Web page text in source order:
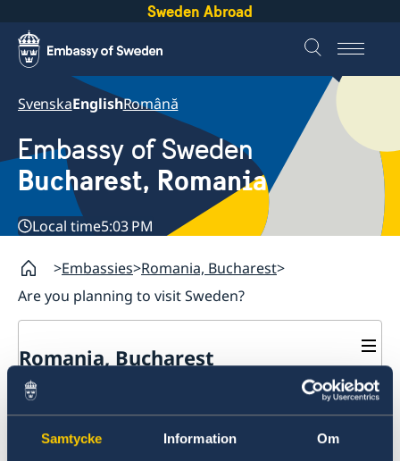
Samtycke Information Om
Sweden Abroad
SvenskaEnglishRomână
Embassy of Sweden
Bucharest, Romania
Local time5:03 PM
Embassies Romania, Bucharest
Are you planning to visit Sweden?
Romania, Bucharest
Contact
About us
Embassy staff
GDPR Data Protection Policy
Are you planning to visit
Sweden?